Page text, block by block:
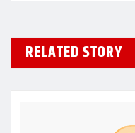
RELATED STORY